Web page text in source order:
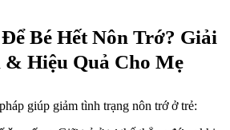
Bé Hết Nôn Trớ? Giải
& Hiệu Quả Cho Mẹ
giúp giảm tình trạng nôn trớ ở trẻ: